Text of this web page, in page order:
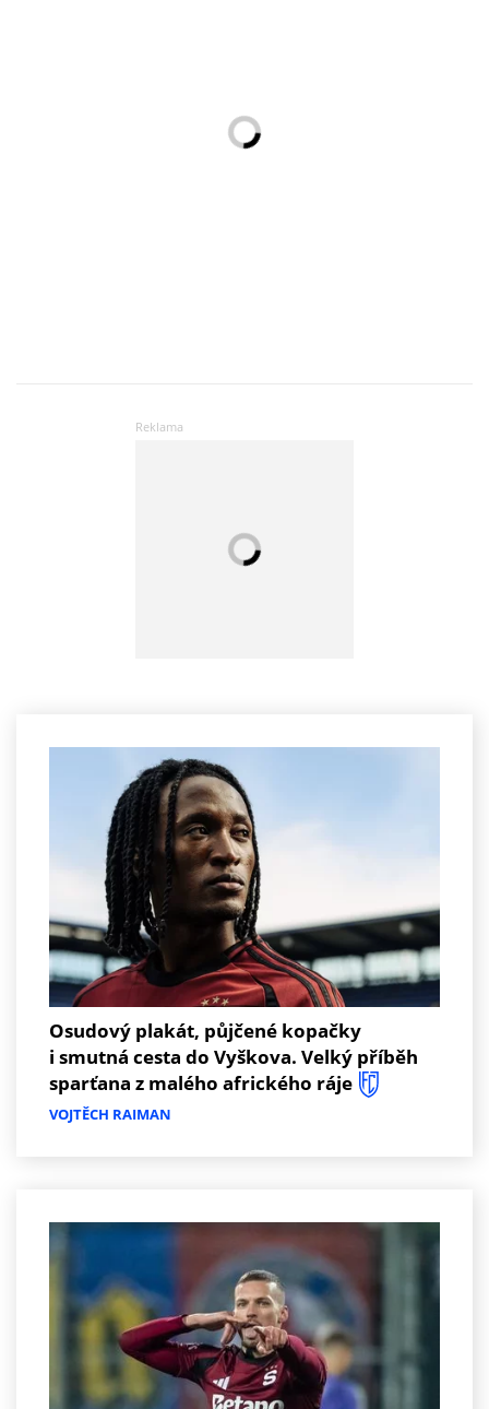
Osudový plakát, půjčené kopačky
i smutná cesta do Vyškova. Velký příběh
sparťana z malého afrického ráje
VOJTĚCH RAIMAN